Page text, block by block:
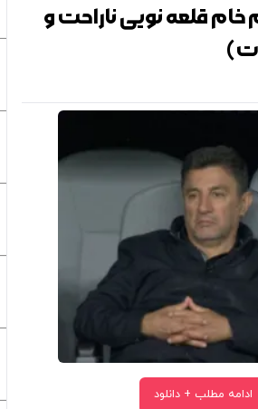
خام قلعه نویی ناراحت و
ادامه مطلب + دانلود